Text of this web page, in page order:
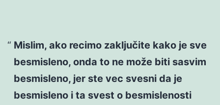
Mislim, ako recimo zaključite kako je sve
besmisleno, onda to ne može biti sasvim
besmisleno, jer ste vec svesni da je
besmisleno i ta svest o besmislenosti